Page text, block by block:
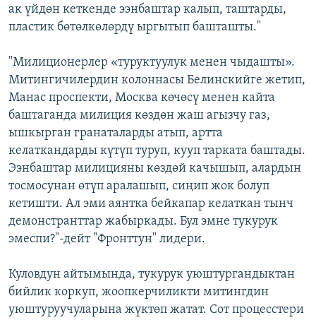
ак үйдөн кеткенде ээнбаштар калып, таштарды,
пластик бөтөлкөлөрдү ыргытып башташты."
"Милиционерлер «туруктуулук менен чыдашты».
Митингичилердин колоннасы Белинскийге жетип,
Манас проспекти, Москва көчөсү менен кайта
баштаганда милиция көздөн жаш агызчу газ,
ышкырган гранаталарды атып, артта
келаткандарды күтүп туруп, кууп тарката баштады.
Ээнбаштар милицияны көздөй качышып, алардын
тосмосунан өтүп аралашып, сиңип жок болуп
кетишти. Ал эми аянтка бейкапар келаткан тынч
демонстранттар жабыркады. Бул эмне тукурук
эмеспи?"-дейт "Фронттун" лидери.
Куловдун айтымында, тукурук уюштургандыктан
бийлик коркуп, жоопкерчиликти митингдин
уюштуруучуларына жүктөп жатат. Сот процесстери